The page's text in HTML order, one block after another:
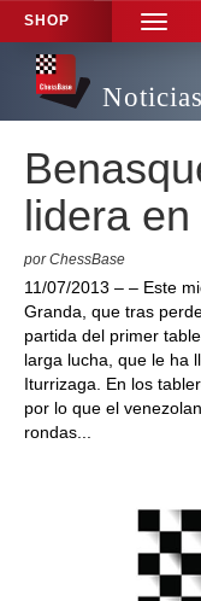
SHOP
TOGGLE
lidera
por ChessBase
11/07/2013 – – Este
Granda, que tras
partida del primer
larga lucha, que le ha
Iturrizaga. En los
por lo que el
rondas...